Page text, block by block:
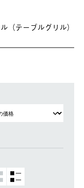
（テーブルグリル）